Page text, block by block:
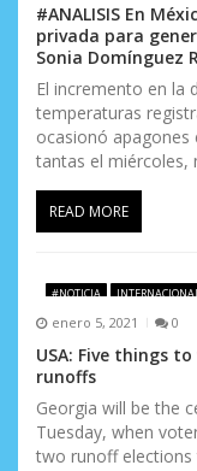
#ANALISIS En
privada para
Sonia Domínguez
El incremento en la
temperaturas
ocasionó apagones
tantas el miércoles,
READ MORE
#NOTICIA
enero 5, 2021 0
USA: Five things
runoffs
Georgia will be the
Tuesday, when
two runoff elections